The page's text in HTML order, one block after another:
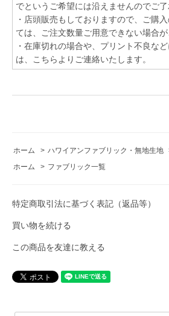
でというご希望には沿えませんのでご了
・店頭販売もしておりますので、ご購
ては、ご注文数量ご用意できない場合が
・在庫切れの場合や、プリント不良な
は、こちらよりご連絡いたします。
ホーム > ハワイアンファブリック・無地生地
ホーム
> ファブリック一覧
特定商取引法に基づく表記（返品等）
買い物を続ける
この商品を友達に教える